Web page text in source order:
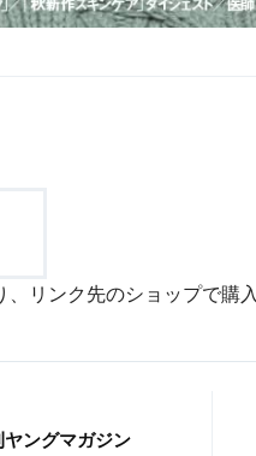
リンク先のショップで購
ヤングマガジン